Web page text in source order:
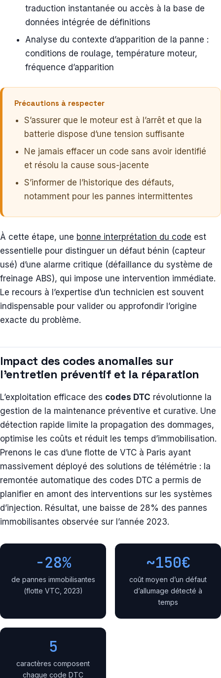
traduction instantanée ou accès à la base de
données intégrée de définitions
Analyse du contexte d’apparition de la panne :
conditions de roulage, température moteur,
fréquence d’apparition
Précautions à respecter
S’assurer que le moteur est à l’arrêt et que la
batterie dispose d’une tension suffisante
Ne jamais effacer un code sans avoir identifié
et résolu la cause sous-jacente
S’informer de l’historique des défauts,
notamment pour les pannes intermittentes
À cette étape, une bonne interprétation du code est
essentielle pour distinguer un défaut bénin (capteur
usé) d’une alarme critique (défaillance du système de
freinage ABS), qui impose une intervention immédiate.
Le recours à l’expertise d’un technicien est souvent
indispensable pour valider ou approfondir l’origine
exacte du problème.
Impact des codes anomalies sur
l’entretien préventif et la réparation
L’exploitation efficace des codes DTC révolutionne la
gestion de la maintenance préventive et curative. Une
détection rapide limite la propagation des dommages,
optimise les coûts et réduit les temps d’immobilisation.
Prenons le cas d’une flotte de VTC à Paris ayant
massivement déployé des solutions de télémétrie : la
remontée automatique des codes DTC a permis de
planifier en amont des interventions sur les systèmes
d’injection. Résultat, une baisse de 28% des pannes
immobilisantes observée sur l’année 2023.
-28%
de pannes immobilisantes
(flotte VTC, 2023)
~150€
coût moyen d’un défaut
d’allumage détecté à
temps
5
caractères composent
chaque code DTC